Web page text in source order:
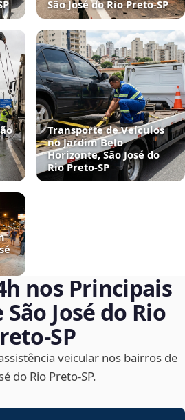
São José do Rio Preto‑SP
Transporte de Veículos
no Jardim Belo
Horizonte, São José do
Rio Preto‑SP
nos Principais
José do Rio
veicular nos bairros de
do Rio Preto‑SP.